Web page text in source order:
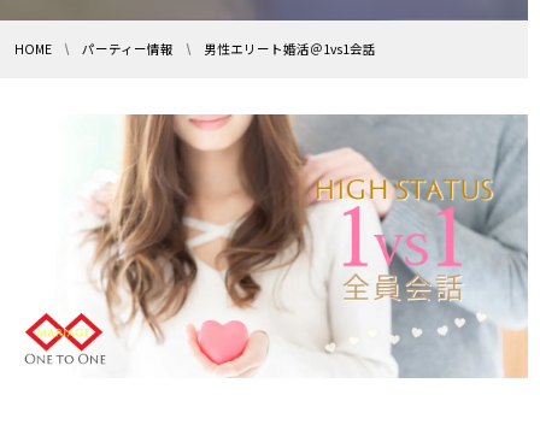
HOME パーティー情報 男性エリート婚活＠1vs1会話